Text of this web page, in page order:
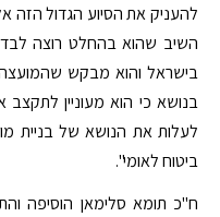
להעניק את הסיוע הגדול
בישראל והוא מבקש שהמועצה
בנושא כי הוא מעוניין
לעלות את הנושא של בניית
ביטוח לאומי".
ח"כ תומא סלימאן הוסיפה